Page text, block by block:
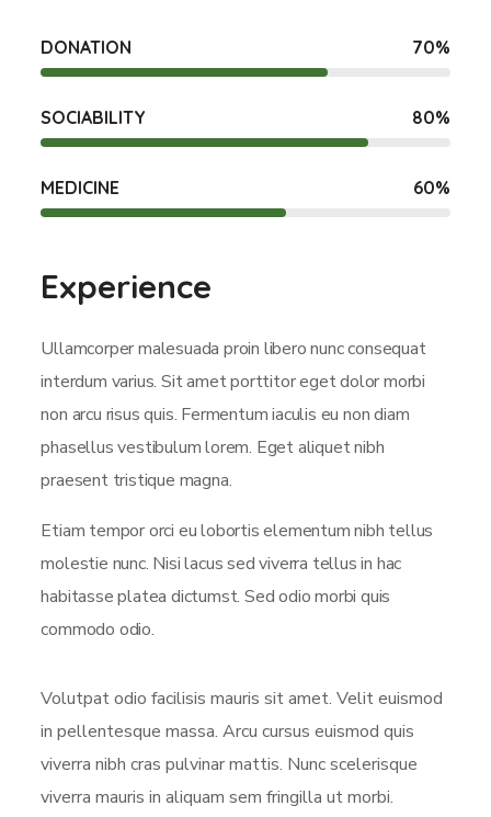
DONATION 70%
SOCIABILITY 80%
MEDICINE 60%
Experience
Ullamcorper malesuada proin libero nunc consequat
interdum varius. Sit amet porttitor eget dolor morbi
non arcu risus quis. Fermentum iaculis eu non diam
phasellus vestibulum lorem. Eget aliquet nibh
praesent tristique magna.
Etiam tempor orci eu lobortis elementum nibh tellus
molestie nunc. Nisi lacus sed viverra tellus in hac
habitasse platea dictumst. Sed odio morbi quis
commodo odio.
Volutpat odio facilisis mauris sit amet. Velit euismod
in pellentesque massa. Arcu cursus euismod quis
viverra nibh cras pulvinar mattis. Nunc scelerisque
viverra mauris in aliquam sem fringilla ut morbi.